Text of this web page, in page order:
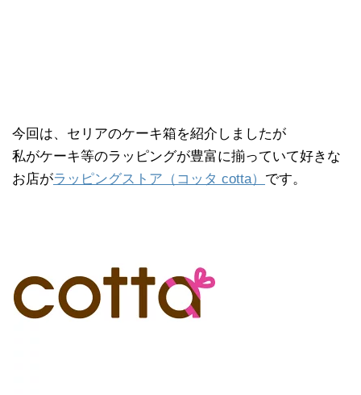
今回は、セリアのケーキ箱を紹介しましたが
私がケーキ等のラッピングが豊富に揃っていて好きな
お店がラッピングストア（コッタ cotta） です。